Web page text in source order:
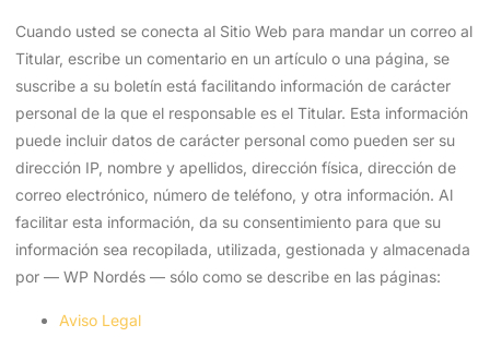
Cuando usted se conecta al Sitio Web para mandar un correo al
Titular, escribe un comentario en un artículo o una página, se
suscribe a su boletín está facilitando información de carácter
personal de la que el responsable es el Titular. Esta información
puede incluir datos de carácter personal como pueden ser su
dirección IP, nombre y apellidos, dirección física, dirección de
correo electrónico, número de teléfono, y otra información. Al
facilitar esta información, da su consentimiento para que su
información sea recopilada, utilizada, gestionada y almacenada
por — WP Nordés — sólo como se describe en las páginas:
Aviso Legal